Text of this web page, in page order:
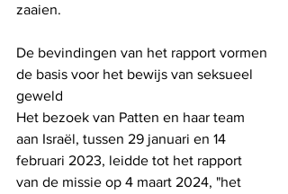
zaaien.
De bevindingen van het rapport vormen
de basis voor het bewijs van seksueel
geweld
Het bezoek van Patten en haar team
aan Israël, tussen 29 januari en 14
februari 2023, leidde tot het rapport
van de missie op 4 maart 2024, "het